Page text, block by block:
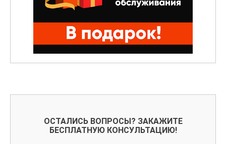
ОСТАЛИСЬ ВОПРОСЫ? ЗАКАЖИТЕ
БЕСПЛАТНУЮ КОНСУЛЬТАЦИЮ!